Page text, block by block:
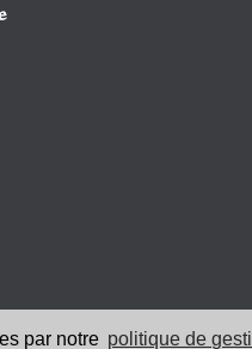
par notre politique de
réservés. |Mentions Légales